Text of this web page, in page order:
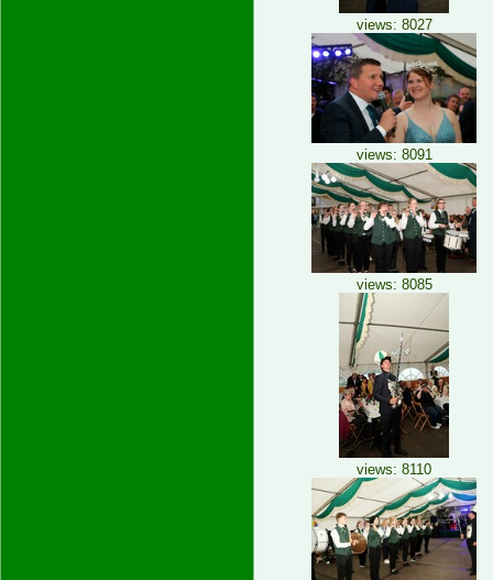
views: 8027
views: 8091
views: 8085
views: 8110